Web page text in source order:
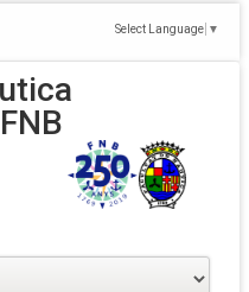
Select Language ▼
FNB